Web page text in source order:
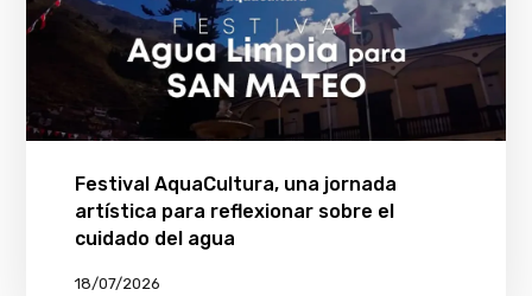
Festival AquaCultura, una jornada
artística para reflexionar sobre el
cuidado del agua
18/07/2026